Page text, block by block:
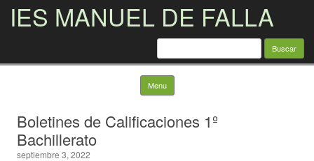
IES MANUEL DE FALLA
Buscar:
Menu Skip to content
Boletines de Calificaciones 1º
Bachillerato
septiembre 3, 2022